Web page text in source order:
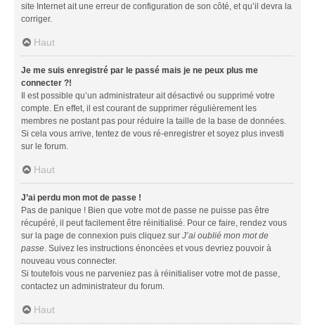
site Internet ait une erreur de configuration de son côté, et qu’il devra la
corriger.
Haut
Je me suis enregistré par le passé mais je ne peux plus me
connecter ?!
Il est possible qu’un administrateur ait désactivé ou supprimé votre
compte. En effet, il est courant de supprimer régulièrement les
membres ne postant pas pour réduire la taille de la base de données.
Si cela vous arrive, tentez de vous ré-enregistrer et soyez plus investi
sur le forum.
Haut
J’ai perdu mon mot de passe !
Pas de panique ! Bien que votre mot de passe ne puisse pas être
récupéré, il peut facilement être réinitialisé. Pour ce faire, rendez vous
sur la page de connexion puis cliquez sur J’ai oublié mon mot de
passe. Suivez les instructions énoncées et vous devriez pouvoir à
nouveau vous connecter.
Si toutefois vous ne parveniez pas à réinitialiser votre mot de passe,
contactez un administrateur du forum.
Haut